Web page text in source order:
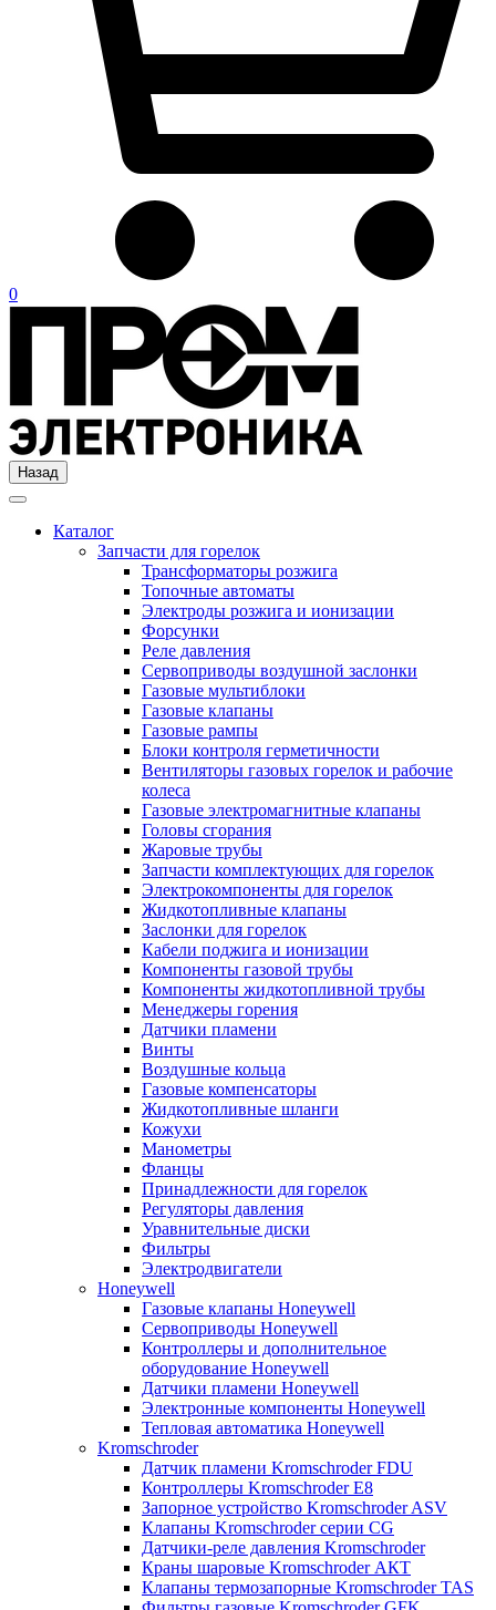
0
Назад
Каталог
Запчасти для горелок
Трансформаторы розжига
Топочные автоматы
Электроды розжига и ионизации
Форсунки
Реле давления
Сервоприводы воздушной заслонки
Газовые мультиблоки
Газовые клапаны
Газовые рампы
Блоки контроля герметичности
Вентиляторы газовых горелок и рабочие
колеса
Газовые электромагнитные клапаны
Головы сгорания
Жаровые трубы
Запчасти комплектующих для горелок
Электрокомпоненты для горелок
Жидкотопливные клапаны
Заслонки для горелок
Кабели поджига и ионизации
Компоненты газовой трубы
Компоненты жидкотопливной трубы
Менеджеры горения
Датчики пламени
Винты
Воздушные кольца
Газовые компенсаторы
Жидкотопливные шланги
Кожухи
Манометры
Фланцы
Принадлежности для горелок
Регуляторы давления
Уравнительные диски
Фильтры
Электродвигатели
Honeywell
Газовые клапаны Honeywell
Сервоприводы Honeywell
Контроллеры и дополнительное
оборудование Honeywell
Датчики пламени Honeywell
Электронные компоненты Honeywell
Тепловая автоматика Honeywell
Kromschroder
Датчик пламени Kromschroder FDU
Контроллеры Kromschroder E8
Запорное устройство Kromschroder ASV
Клапаны Kromschroder серии CG
Датчики-реле давления Kromschroder
Краны шаровые Kromschroder АКТ
Клапаны термозапорные Kromschroder TAS